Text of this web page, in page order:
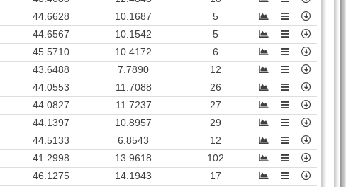
44.6628 10.1687
5
44.6567 10.1542
5
45.5710 10.4172
6
43.6488 7.7890
12
44.0553 11.7088
26
44.0827 11.7237
27
44.1397 10.8957
29
44.5133 6.8543
12
41.2998 13.9618
102
46.1275 14.1943
17